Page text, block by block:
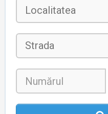
Localitatea
Strada